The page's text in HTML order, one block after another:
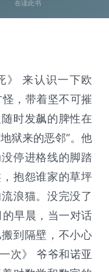
在读此书
》 来认识一下欧
，带着坚不可摧
时发飙的脾性在
狱来的恶邻”。他
停进格线的脚踏
抱怨谁家的草坪
浪猫。没完没了
早晨，当一对话
到隔壁，不小心
次》 爷爷和诺亚